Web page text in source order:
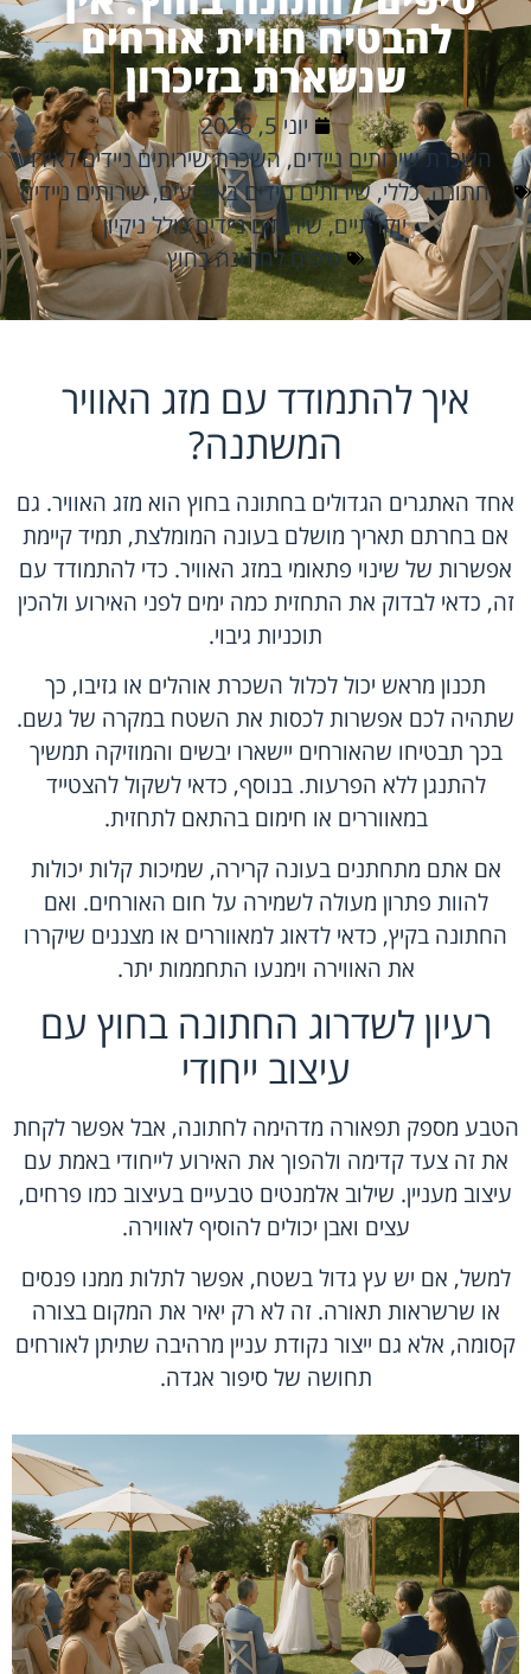
להבטיח חווית אורחים
שנשארת בזיכרון
יוני 5, 2026
השכרת שירותים ניידים,השכרת שירותים ניידים לאירוע
חתונה,כללי,שירותים ניידים באירועים,שירותים ניידים
יוקרתיים,שירותים ניידים כולל ניקיון
טיפים לחתונה בחוץ
איך להתמודד עם מזג האוויר
המשתנה?
אחד האתגרים הגדולים בחתונה בחוץ הוא מזג האוויר. גם
אם בחרתם תאריך מושלם בעונה המומלצת, תמיד קיימת
אפשרות של שינוי פתאומי במזג האוויר. כדי להתמודד עם
זה, כדאי לבדוק את התחזית כמה ימים לפני האירוע ולהכין
תוכניות גיבוי.
תכנון מראש יכול לכלול השכרת אוהלים או גזיבו, כך
שתהיה לכם אפשרות לכסות את השטח במקרה של גשם.
בכך תבטיחו שהאורחים יישארו יבשים והמוזיקה תמשיך
להתנגן ללא הפרעות. בנוסף, כדאי לשקול להצטייד
במאווררים או חימום בהתאם לתחזית.
אם אתם מתחתנים בעונה קרירה, שמיכות קלות יכולות
להוות פתרון מעולה לשמירה על חום האורחים. ואם
החתונה בקיץ, כדאי לדאוג למאווררים או מצננים שיקררו
את האווירה וימנעו התחממות יתר.
רעיון לשדרוג החתונה בחוץ עם
עיצוב ייחודי
הטבע מספק תפאורה מדהימה לחתונה, אבל אפשר לקחת
את זה צעד קדימה ולהפוך את האירוע לייחודי באמת עם
עיצוב מעניין. שילוב אלמנטים טבעיים בעיצוב כמו פרחים,
עצים ואבן יכולים להוסיף לאווירה.
למשל, אם יש עץ גדול בשטח, אפשר לתלות ממנו פנסים
או שרשראות תאורה. זה לא רק יאיר את המקום בצורה
קסומה, אלא גם ייצור נקודת עניין מרהיבה שתיתן לאורחים
תחושה של סיפור אגדה.